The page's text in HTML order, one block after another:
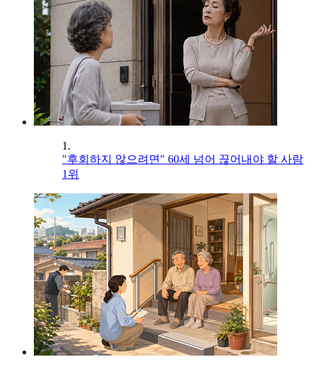
1.
"후회하지 않으려면" 60세 넘어 끊어내야 할 사람
1위